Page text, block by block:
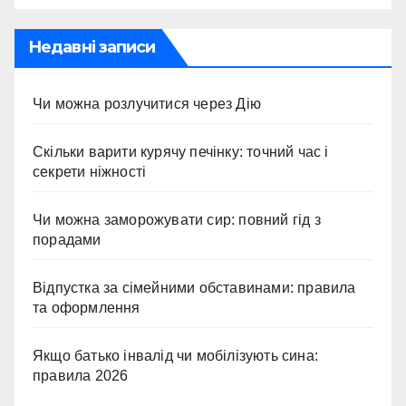
Недавні записи
Чи можна розлучитися через Дію
Скільки варити курячу печінку: точний час і
секрети ніжності
Чи можна заморожувати сир: повний гід з
порадами
Відпустка за сімейними обставинами: правила
та оформлення
Якщо батько інвалід чи мобілізують сина:
правила 2026